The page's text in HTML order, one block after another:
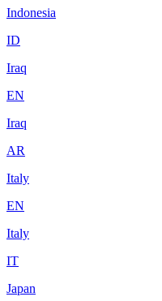
Indonesia
ID
Iraq
EN
Iraq
AR
Italy
EN
Italy
IT
Japan